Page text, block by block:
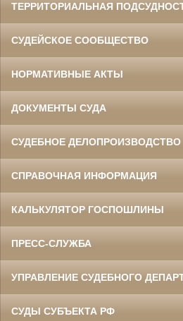
ТЕРРИТОРИАЛЬНАЯ
СУДЕЙСКОЕ СООБЩЕСТВО
НОРМАТИВНЫЕ АКТЫ
ДОКУМЕНТЫ СУДА
СУДЕБНОЕ ДЕЛОПРОИЗВОДСТВО
СПРАВОЧНАЯ ИНФОРМАЦИЯ
КАЛЬКУЛЯТОР ГОСПОШЛИНЫ
ПРЕСС-СЛУЖБА
УПРАВЛЕНИЕ СУДЕБНОГО
СУДЫ СУБЪЕКТА РФ